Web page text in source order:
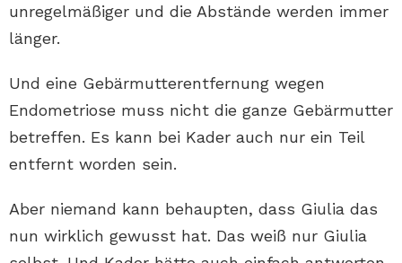
unregelmäßiger und die Abstände werden immer
länger.
Und eine Gebärmutterentfernung wegen
Endometriose muss nicht die ganze Gebärmutter
betreffen. Es kann bei Kader auch nur ein Teil
entfernt worden sein.
Aber niemand kann behaupten, dass Giulia das
nun wirklich gewusst hat. Das weiß nur Giulia